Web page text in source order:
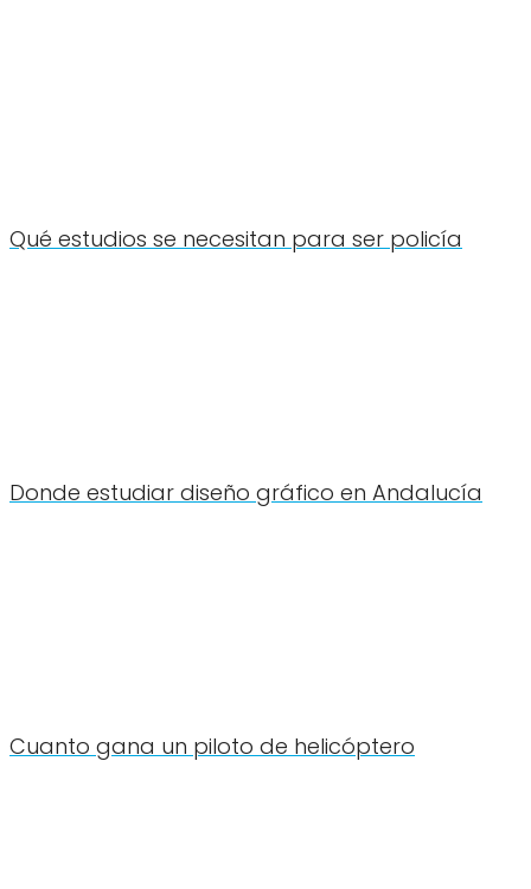
Qué estudios se necesitan para ser policía
Donde estudiar diseño gráfico en Andalucía
Cuanto gana un piloto de helicóptero